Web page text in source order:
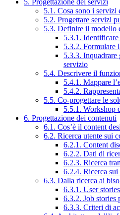
5.1. Cosa sono i servizi
5.2. Progettare servizi
5.3. Definire il modello
5.3.1.
5.3.2. Formulare
5.3.3.
servizio
5.4. Descrivere il
5.4.1. Mappare
5.4.2.
5.5. Co-progettare le
5.5.1. Workshop
6. Progettazione dei contenuti
6.1. Cos’è il content
6.2. Ricerca utente sui
6.2.1. Content
6.2.2. Dati di
6.2.3. Ricerca
6.2.4. Ricerca
6.3. Dalla ricerca ai
6.3.1. User
6.3.2. Job stories
6.3.3. Criteri di